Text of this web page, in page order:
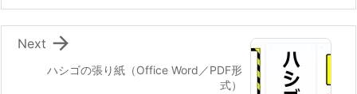
ハシゴの張り紙（Office Word／PDF形
式）

Next